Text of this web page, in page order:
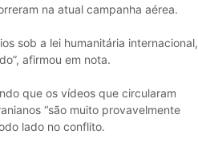
na atual campanha aérea.
sob a lei humanitária internacional,
afirmou em nota.
que os vídeos que circularam
“são muito provavelmente
lado no conflito.